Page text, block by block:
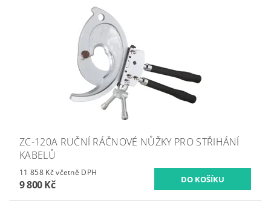
ZC-120A RUČNÍ RÁČNOVÉ NŮŽKY PRO STŘIHÁNÍ
KABELŮ
11 858 Kč včetně DPH
9 800 Kč